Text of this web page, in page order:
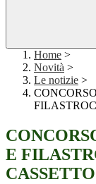
Home >
Novità >
Le notizie >
E